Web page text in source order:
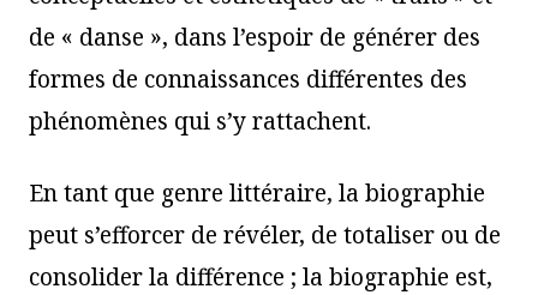
de « danse », dans l’espoir de générer des
formes de connaissances différentes des
phénomènes qui s’y rattachent.
En tant que genre littéraire, la biographie
peut s’efforcer de révéler, de totaliser ou de
consolider la différence ; la biographie est,